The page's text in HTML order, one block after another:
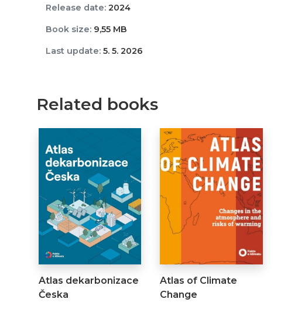
Release date:2024
Book size:9,55 MB
Last update:5. 5. 2026
Related books
Atlas dekarbonizace
Česka
Atlas of Climate
Change